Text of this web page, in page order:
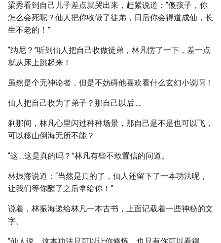
梁秀看到自己儿子差点就哭出来，赶紧说道：“傻孩子，你
怎么会死呢？仙人把你收做了徒弟，日后你会得道成仙，长
生不老的！”
“纳尼？”听到仙人把自己收做徒弟，林凡愣了一下，差一点
就从床上跳起来！
虽然是个无神论者，但是不妨碍他喜欢看什么玄幻小说啊！
仙人把自己收为了弟子？那自己以后.....
刹那间，林凡心里闪过种种场景，那自己是不是也可以飞，
可以移山倒海无所不能？
“这....这是真的吗？”林凡有些不敢置信的问道。
林振海说道：“当然是真的了，仙人还留下了一本功法呢，
让我们等你醒了之后拿给你！”
说着，林振海递给林凡一本古书，上面记载着一些神秘的文
字。